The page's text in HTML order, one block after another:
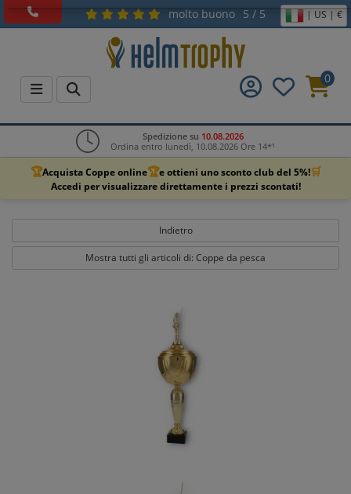
molto buono 5 / 5 | US | €
0
Spedizione su 10.08.2026
Ordina entro lunedì, 10.08.2026 Ore 14*¹
🏆Acquista Coppe online🏆e ottieni uno sconto club del 5%!🛒
Accedi per visualizzare direttamente i prezzi scontati!
Indietro
Mostra tutti gli articoli di: Coppe da pesca